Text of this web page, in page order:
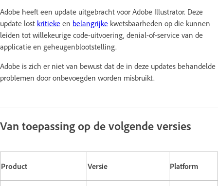
Adobe heeft een update uitgebracht voor Adobe Illustrator. Deze
update lost kritieke en belangrijke kwetsbaarheden op die kunnen
leiden tot willekeurige code-uitvoering, denial-of-service van de
applicatie en geheugenblootstelling.
Adobe is zich er niet van bewust dat de in deze updates behandelde
problemen door onbevoegden worden misbruikt.
Van toepassing op de volgende versies
Product Versie Platform